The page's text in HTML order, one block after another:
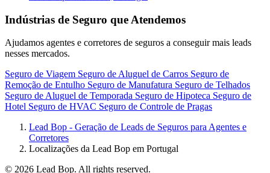
Indústrias de Seguro que Atendemos
Ajudamos agentes e corretores de seguros a conseguir mais leads
nesses mercados.
Seguro de Viagem Seguro de Aluguel de Carros Seguro de
Remoção de Entulho Seguro de Manufatura Seguro de Telhados
Seguro de Aluguel de Temporada Seguro de Hipoteca Seguro de
Hotel Seguro de HVAC Seguro de Controle de Pragas
Lead Bop - Geração de Leads de Seguros para Agentes e
Corretores
Localizações da Lead Bop em Portugal
© 2026 Lead Bop. All rights reserved.